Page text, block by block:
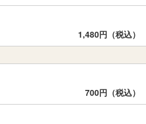
1,480円（税込）
700円（税込）